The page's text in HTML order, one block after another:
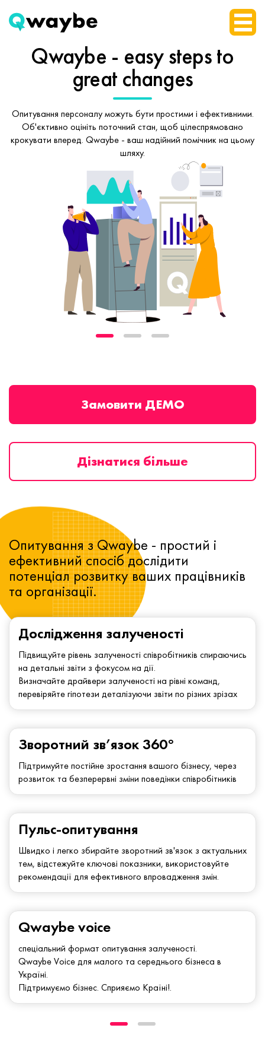
Qwaybe - easy stepsto
great changes
Опитування персоналу можуть бути простими і ефективними.
Об'єктивно оцініть поточний стан, щоб цілеспрямовано
крокувати вперед. Qwaybe - ваш надійний помічник на цьому
шляху.
Замовити ДЕМО
Дізнатися більше
Дослідження залученості
Підвищуйте рівень залученості співробітників спираючись
на детальні звіти з фокусом на дії.
Визначайте драйвери залученості на рівні команд,
перевіряйте гіпотези деталізуючи звіти по різних зрізах
Зворотний зв’язок 360°
Підтримуйте постійне зростання вашого бізнесу, через
розвиток та безперервні зміни поведінки співробітників
Опитування з Qwaybe - простий і
ефективний спосіб дослідити
потенціал розвитку ваших працівників
та організації.
Qwaybe voice
спеціальний формат опитування залученості.
Qwaybe Voice для малого та середнього бізнеса в
Україні.
Підтримуємо бізнес. Сприяємо Країні!.
Пульс-опитування
Швидко і легко збирайте зворотний зв'язок з актуальних
тем, відстежуйте ключові показники, використовуйте
рекомендації для ефективного впровадження змін.